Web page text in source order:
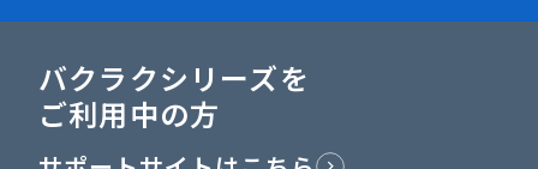
バクラクシリーズを
ご利用中の方